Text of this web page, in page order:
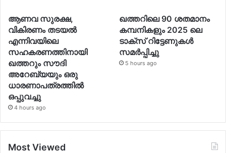
ആണവ സുരക്ഷ,
വികിരണം തടയല്‍
എന്നിവയിലെ
സഹകരണത്തിനായി
ഖത്തറും സൗദി
അറേബ്യയും ഒരു
ധാരണാപത്രത്തില്‍
ഒപ്പുവച്ചു
4 hours ago
ഖത്തറിലെ 90 ശതമാനം
കമ്പനികളും 2025 ലെ
ടാക്‌സ് റിട്ടേണുകള്‍
സമര്‍പ്പിച്ചു
5 hours ago
Most Viewed